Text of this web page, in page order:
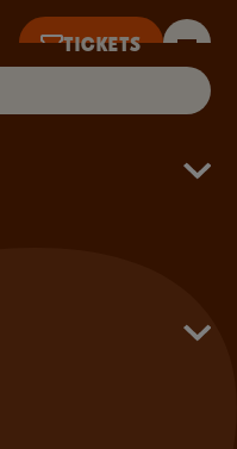
TICKETS